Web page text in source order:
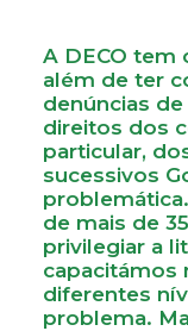
A DECO tem
além de ter
denúncias
direitos dos
particular,
sucessivos
de mais de
privilegiar a
capacitámos
diferentes
problema.